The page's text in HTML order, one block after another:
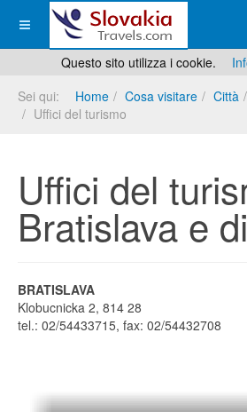
Questo sito utilizza i cookie.
Sei qui:
Home Cosa visitare Città
Uffici del turismo
Uffici del
Bratislava e
BRATISLAVA
Klobucnicka 2, 814 28
tel.: 02/54433715, fax: 02/54432708